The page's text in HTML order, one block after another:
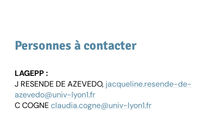
Personnes à contacter
LAGEPP :
J RESENDE DE AZEVEDO, jacqueline.resende-de-
azevedo@univ-lyon1.fr
C COGNEclaudia.cogne@univ-lyon1.fr